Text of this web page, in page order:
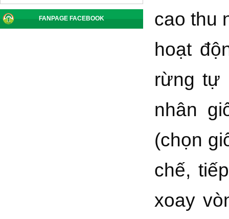
FANPAGE FACEBOOK
cao thu
hoạt
rừng tự
nhân
(chọn
chế,
xoay